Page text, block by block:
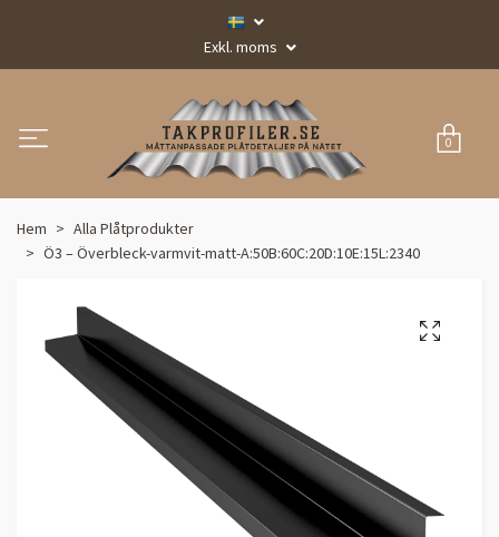
Exkl. moms
0
Hem
Alla Plåtprodukter
Ö3 – Överbleck-varmvit-matt-A:50B:60C:20D:10E:15L:2340